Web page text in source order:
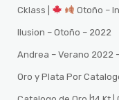
Cklass | Otoño –
Ilusion – Otoño – 2022
Andrea – Verano 2022
Oro y Plata Por